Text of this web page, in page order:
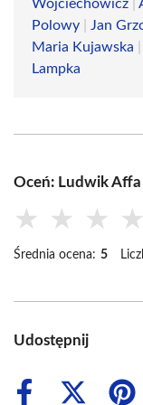
Wojciechowicz
Polowy
Jan
Maria Kujawska
Lampka
Oceń: Ludwik Affa
★ ★ ★ ★
Średnia ocena: 5
Udostępnij
Share
Share